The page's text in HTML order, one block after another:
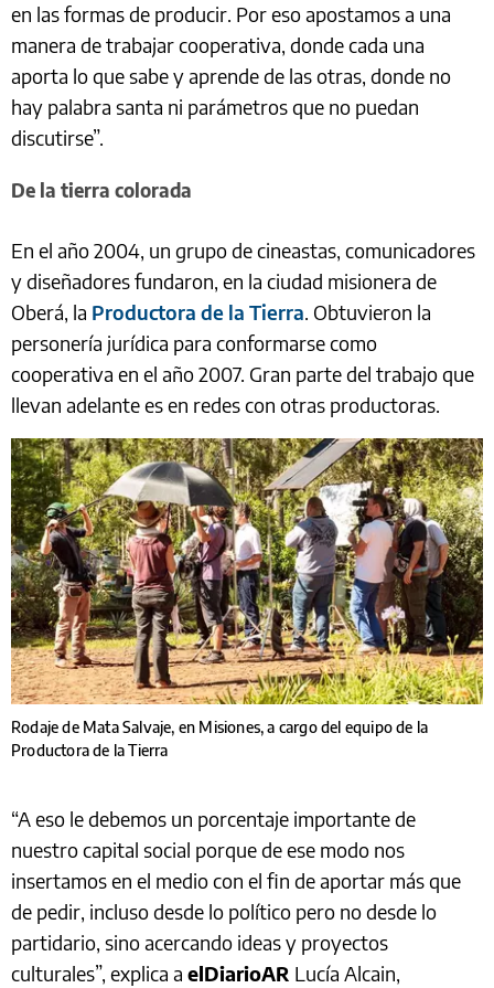
en las formas de producir. Por eso apostamos a una
manera de trabajar cooperativa, donde cada una
aporta lo que sabe y aprende de las otras, donde no
hay palabra santa ni parámetros que no puedan
discutirse”.
De la tierra colorada
En el año 2004, un grupo de cineastas, comunicadores
y diseñadores fundaron, en la ciudad misionera de
Oberá, la Productora de la Tierra. Obtuvieron la
personería jurídica para conformarse como
cooperativa en el año 2007. Gran parte del trabajo que
llevan adelante es en redes con otras productoras.
Rodaje de Mata Salvaje, en Misiones, a cargo del equipo de la
Productora de la Tierra
“A eso le debemos un porcentaje importante de
nuestro capital social porque de ese modo nos
insertamos en el medio con el fin de aportar más que
de pedir, incluso desde lo político pero no desde lo
partidario, sino acercando ideas y proyectos
culturales”, explica a elDiarioAR Lucía Alcain,